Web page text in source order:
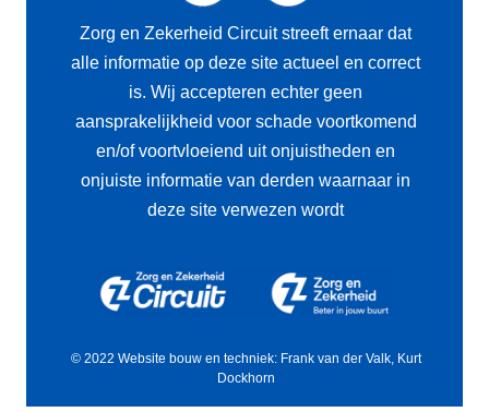
Zorg en Zekerheid Circuit streeft ernaar dat
alle informatie op deze site actueel en correct
is. Wij accepteren echter geen
aansprakelijkheid voor schade voortkomend
en/of voortvloeiend uit onjuistheden en
onjuiste informatie van derden waarnaar in
deze site verwezen wordt
© 2022 Website bouw en techniek: Frank van der Valk, Kurt
Dockhorn